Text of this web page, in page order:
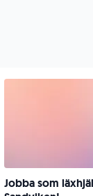
Jobba som